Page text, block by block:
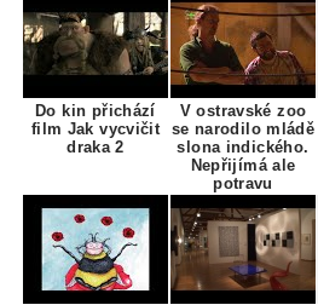
Do kin přichází
film Jak vycvičit
draka 2
V ostravské zoo
se narodilo mládě
slona indického.
Nepřijímá ale
potravu